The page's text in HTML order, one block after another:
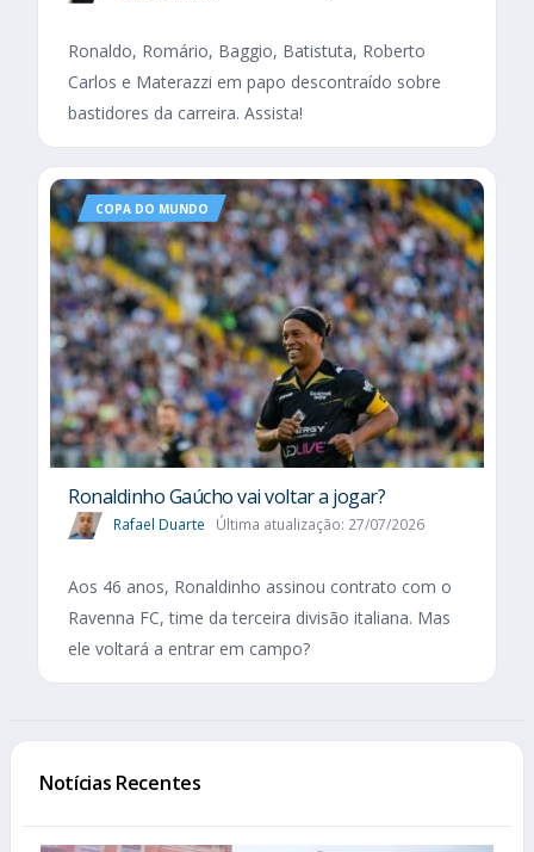
Ronaldo, Romário, Baggio, Batistuta, Roberto
Carlos e Materazzi em papo descontraído sobre
bastidores da carreira. Assista!
COPA DO MUNDO
Ronaldinho Gaúcho vai voltar a jogar?
Rafael Duarte Última atualização: 27/07/2026
Aos 46 anos, Ronaldinho assinou contrato com o
Ravenna FC, time da terceira divisão italiana. Mas
ele voltará a entrar em campo?
Notícias Recentes